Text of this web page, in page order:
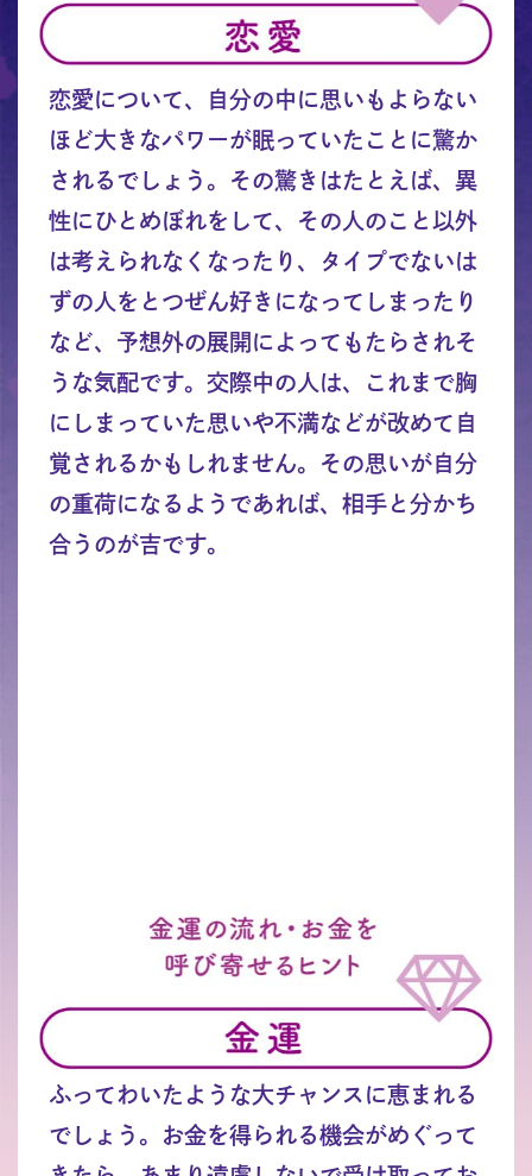
恋愛について、自分の中に思いもよらない
ほど大きなパワーが眠っていたことに驚か
されるでしょう。その驚きはたとえば、異
性にひとめぼれをして、その人のこと以外
は考えられなくなったり、タイプでないは
ずの人をとつぜん好きになってしまったり
など、予想外の展開によってもたらされそ
うな気配です。交際中の人は、これまで胸
にしまっていた思いや不満などが改めて自
覚されるかもしれません。その思いが自分
の重荷になるようであれば、相手と分かち
合うのが吉です。
ふってわいたような大チャンスに恵まれる
でしょう。お金を得られる機会がめぐって